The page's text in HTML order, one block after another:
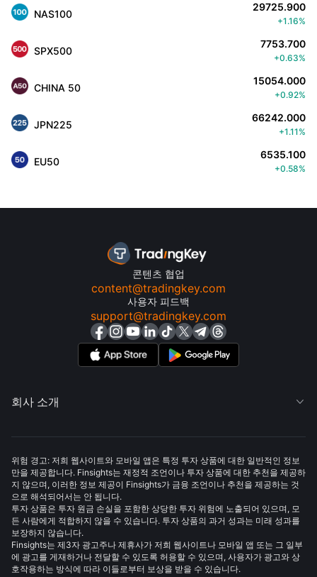
NAS100
29725.900
+1.16%
SPX500
7753.700
+0.63%
CHINA 50
15054.000
+0.92%
JPN225
66242.000
+1.11%
EU50
6535.100
+0.58%
콘텐츠 협업
content@tradingkey.com
사용자 피드백
support@tradingkey.com
회사 소개 
위험 경고: 저희 웹사이트와 모바일 앱은 특정 투자 상품에 대한 일반적인 정보
만을 제공합니다. Finsights는 재정적 조언이나 투자 상품에 대한 추천을 제공하
지 않으며, 이러한 정보 제공이 Finsights가 금융 조언이나 추천을 제공하는 것
으로 해석되어서는 안 됩니다.
투자 상품은 투자 원금 손실을 포함한 상당한 투자 위험에 노출되어 있으며, 모
든 사람에게 적합하지 않을 수 있습니다. 투자 상품의 과거 성과는 미래 성과를
보장하지 않습니다.
Finsights는 제3자 광고주나 제휴사가 저희 웹사이트나 모바일 앱 또는 그 일부
에 광고를 게재하거나 전달할 수 있도록 허용할 수 있으며, 사용자가 광고와 상
호작용하는 방식에 따라 이들로부터 보상을 받을 수 있습니다.